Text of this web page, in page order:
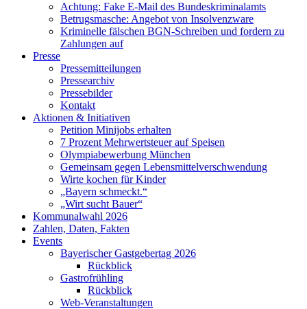
Achtung: Fake E-Mail des Bundeskriminalamts
Betrugsmasche: Angebot von Insolvenzware
Kriminelle fälschen BGN-Schreiben und fordern zu
Zahlungen auf
Presse
Pressemitteilungen
Pressearchiv
Pressebilder
Kontakt
Aktionen & Initiativen
Petition Minijobs erhalten
7 Prozent Mehrwertsteuer auf Speisen
Olympiabewerbung München
Gemeinsam gegen Lebensmittelverschwendung
Wirte kochen für Kinder
„Bayern schmeckt.“
„Wirt sucht Bauer“
Kommunalwahl 2026
Zahlen, Daten, Fakten
Events
Bayerischer Gastgebertag 2026
Rückblick
Gastrofrühling
Rückblick
Web-Veranstaltungen